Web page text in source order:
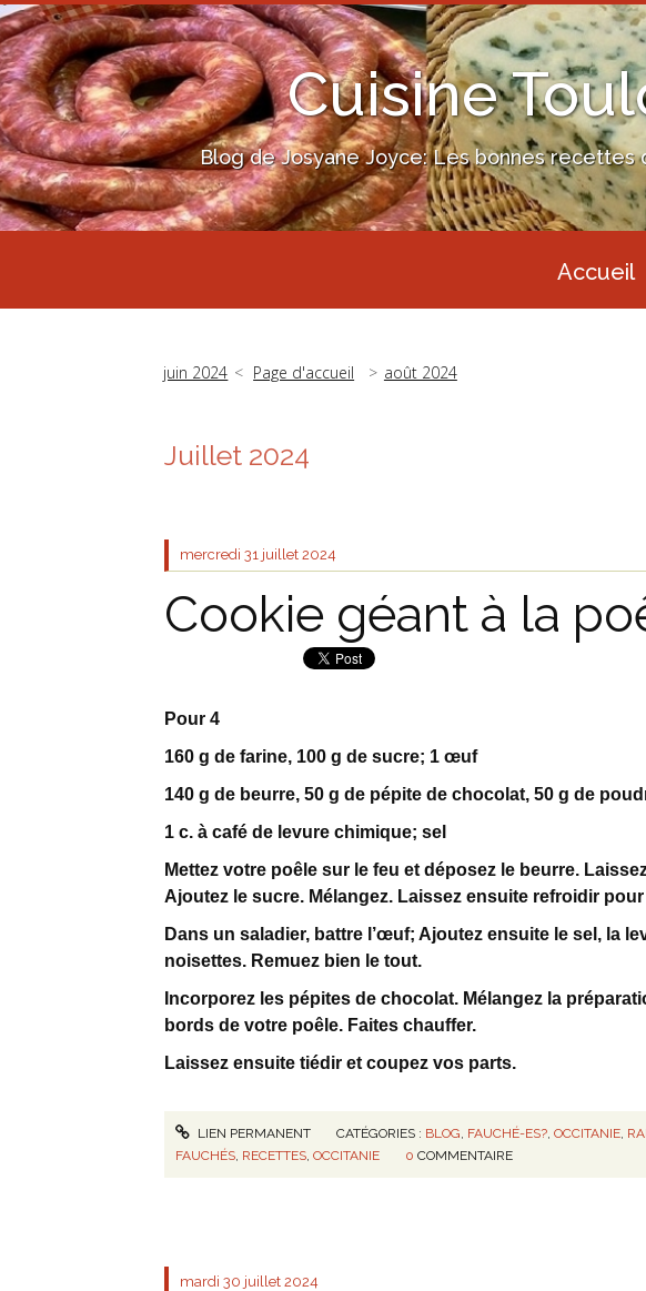
Cuisine
Blog de Josyane Joyce: Les bonnes
Accueil
juin 2024 Page d'accueil août 2024
Juillet 2024
mercredi 31 juillet 2024
Cookie géant à la
Pour 4
160 g de farine, 100 g de sucre; 1 œuf
140 g de beurre, 50 g de pépite de chocolat, 50 g de
1 c. à café de levure chimique; sel
Mettez votre poêle sur le feu et déposez le beurre.
Ajoutez le sucre. Mélangez. Laissez ensuite refroidir pour
Dans un saladier, battre l’œuf; Ajoutez ensuite le sel, la
noisettes. Remuez bien le tout.
Incorporez les pépites de chocolat. Mélangez la
bords de votre poêle. Faites chauffer.
Laissez ensuite tiédir et coupez vos parts.
LIEN PERMANENT CATÉGORIES : BLOG, FAUCHÉ-ES?,OCCITANIE,
FAUCHÉS, RECETTES, OCCITANIE 0 COMMENTAIRE
mardi 30 juillet 2024